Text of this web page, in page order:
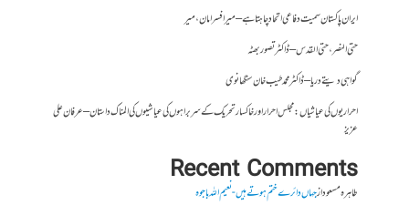
ایران پاکستان سمیت دفاعی اتحاد چاہتا ہے – میر افسر امان،میر
حتی النصر ، حتی القدس – ڈاکٹر تصور بھٹہ
گواہی دیتے دریا – ڈاکٹر محمد طیب خان سنگھانوی
احراریوں کی عیاشیاں : مجلس احرار اور خاکسار تحریک کے سربراہوں کی عیاشیوں کی المناک داستان – عرفان علی
عزیز
Recent Comments
طاہرہ مسعودازجہاں دائرے ختم ہوتے ہیں- نعیم اللہ باجوہ